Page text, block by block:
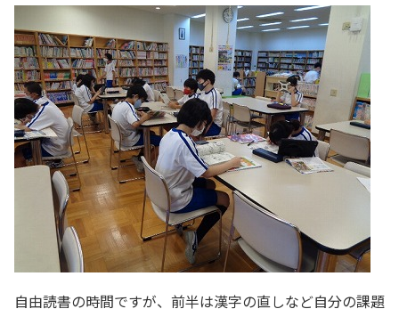
自由読書の時間ですが、前半は漢字の直しなど自分の課題